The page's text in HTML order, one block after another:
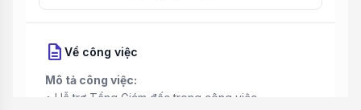
description Về công việc
Mô tả công việc:
• Hỗ trợ Tổng Giám đốc trong công việc